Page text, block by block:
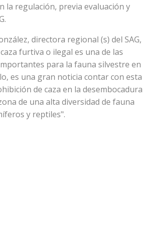
la regulación, previa evaluación y
directora regional (s) del SAG,
furtiva o ilegal es una de las
para la fauna silvestre en
es una gran noticia contar con esta
de caza en la desembocadura
de una alta diversidad de fauna
y reptiles".